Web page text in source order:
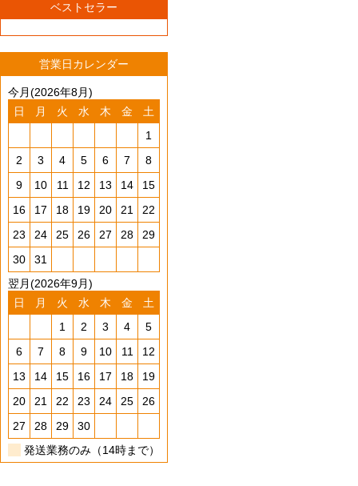
ベストセラー
営業日カレンダー
今月(2026年8月)
日
月 火 水 木 金
土
1
2
3 4 5 6 7
8
9
10 11 12 13 14
15
16
17 18 19 20 21
22
23
24 25 26 27 28
29
30
31
翌月(2026年9月)
日
月 火 水 木 金
土
1
2 3 4
5
6
7 8 9 10 11
12
13
14 15 16 17 18
19
20
21 22 23 24 25
26
27
28 29
30
発送業務のみ（14時まで）